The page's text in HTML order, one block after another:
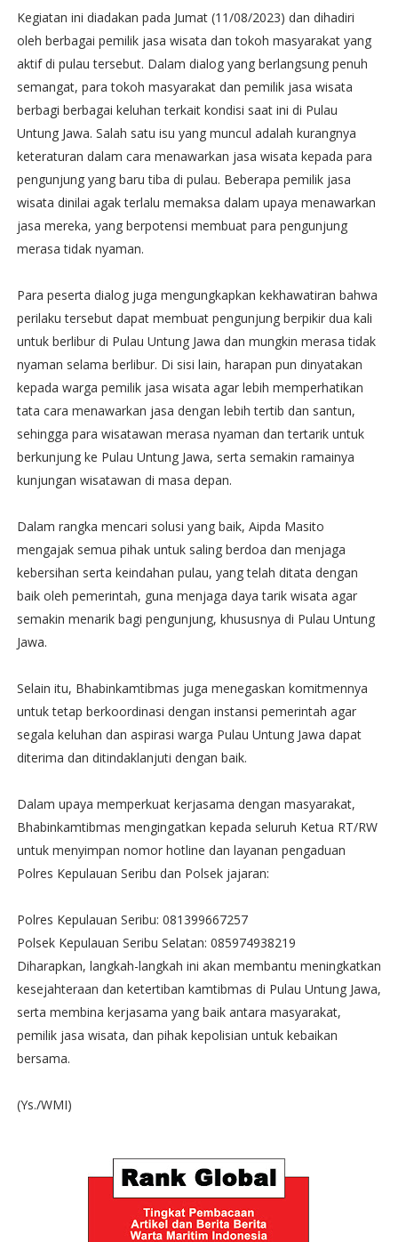
Kegiatan ini diadakan pada Jumat (11/08/2023) dan dihadiri
oleh berbagai pemilik jasa wisata dan tokoh masyarakat yang
aktif di pulau tersebut. Dalam dialog yang berlangsung penuh
semangat, para tokoh masyarakat dan pemilik jasa wisata
berbagi berbagai keluhan terkait kondisi saat ini di Pulau
Untung Jawa. Salah satu isu yang muncul adalah kurangnya
keteraturan dalam cara menawarkan jasa wisata kepada para
pengunjung yang baru tiba di pulau. Beberapa pemilik jasa
wisata dinilai agak terlalu memaksa dalam upaya menawarkan
jasa mereka, yang berpotensi membuat para pengunjung
merasa tidak nyaman.
Para peserta dialog juga mengungkapkan kekhawatiran bahwa
perilaku tersebut dapat membuat pengunjung berpikir dua kali
untuk berlibur di Pulau Untung Jawa dan mungkin merasa tidak
nyaman selama berlibur. Di sisi lain, harapan pun dinyatakan
kepada warga pemilik jasa wisata agar lebih memperhatikan
tata cara menawarkan jasa dengan lebih tertib dan santun,
sehingga para wisatawan merasa nyaman dan tertarik untuk
berkunjung ke Pulau Untung Jawa, serta semakin ramainya
kunjungan wisatawan di masa depan.
Dalam rangka mencari solusi yang baik, Aipda Masito
mengajak semua pihak untuk saling berdoa dan menjaga
kebersihan serta keindahan pulau, yang telah ditata dengan
baik oleh pemerintah, guna menjaga daya tarik wisata agar
semakin menarik bagi pengunjung, khususnya di Pulau Untung
Jawa.
Selain itu, Bhabinkamtibmas juga menegaskan komitmennya
untuk tetap berkoordinasi dengan instansi pemerintah agar
segala keluhan dan aspirasi warga Pulau Untung Jawa dapat
diterima dan ditindaklanjuti dengan baik.
Dalam upaya memperkuat kerjasama dengan masyarakat,
Bhabinkamtibmas mengingatkan kepada seluruh Ketua RT/RW
untuk menyimpan nomor hotline dan layanan pengaduan
Polres Kepulauan Seribu dan Polsek jajaran:
Polres Kepulauan Seribu: 081399667257
Polsek Kepulauan Seribu Selatan: 085974938219
Diharapkan, langkah-langkah ini akan membantu meningkatkan
kesejahteraan dan ketertiban kamtibmas di Pulau Untung Jawa,
serta membina kerjasama yang baik antara masyarakat,
pemilik jasa wisata, dan pihak kepolisian untuk kebaikan
bersama.
(Ys./WMI)